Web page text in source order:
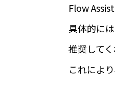
Flow
具体的に
推奨して
これによ